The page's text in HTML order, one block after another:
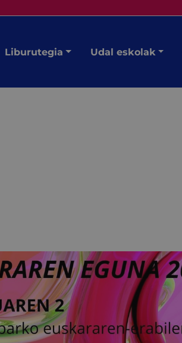
Liburutegia Udal eskolak